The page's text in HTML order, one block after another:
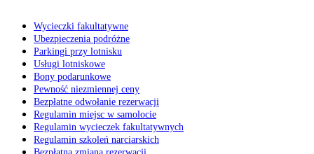
Wycieczki fakultatywne
Ubezpieczenia podróżne
Parkingi przy lotnisku
Usługi lotniskowe
Bony podarunkowe
Pewność niezmiennej ceny
Bezpłatne odwołanie rezerwacji
Regulamin miejsc w samolocie
Regulamin wycieczek fakultatywnych
Regulamin szkoleń narciarskich